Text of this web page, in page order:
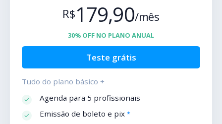
R$179,90/mês
30% OFF NO PLANO ANUAL
Teste grátis
Tudo do plano básico +
Agenda para 5 profissionais
Emissão de boleto e pix*